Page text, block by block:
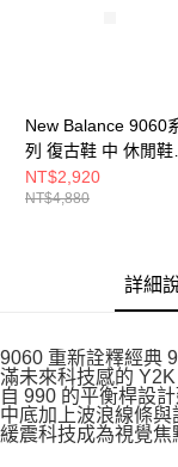
New Balance 9060
列 復古鞋 中 休閒鞋
U9060EEI-D
NT$2,920
NT$4,880
詳細
9060 重新詮釋經典
滿未來科技感的
自 990 的平衡桿設
中底加上波浪線條
緩震科技成為視覺焦